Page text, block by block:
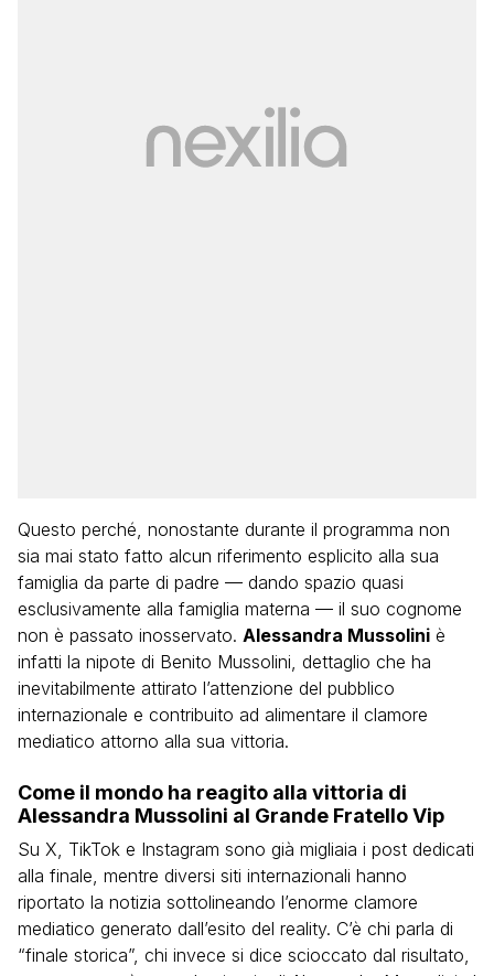
Questo perché, nonostante durante il programma non
sia mai stato fatto alcun riferimento esplicito alla sua
famiglia da parte di padre — dando spazio quasi
esclusivamente alla famiglia materna — il suo cognome
non è passato inosservato. Alessandra Mussolini è
infatti la nipote di Benito Mussolini, dettaglio che ha
inevitabilmente attirato l’attenzione del pubblico
internazionale e contribuito ad alimentare il clamore
mediatico attorno alla sua vittoria.
Come il mondo ha reagito alla vittoria di
Alessandra Mussolini al Grande Fratello Vip
Su X, TikTok e Instagram sono già migliaia i post dedicati
alla finale, mentre diversi siti internazionali hanno
riportato la notizia sottolineando l’enorme clamore
mediatico generato dall’esito del reality. C’è chi parla di
“finale storica”, chi invece si dice scioccato dal risultato,